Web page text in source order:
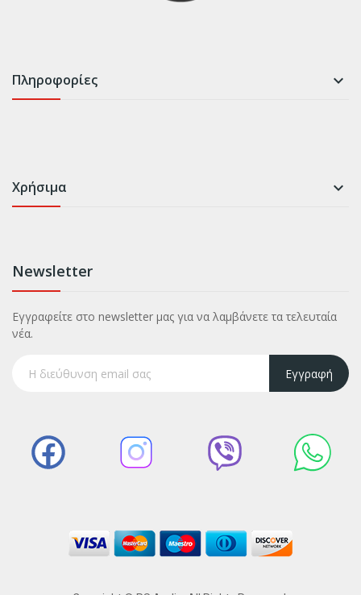
Πληροφορίες 
Χρήσιμα 
Newsletter
Εγγραφείτε στο newsletter μας για να λαμβάνετε τα τελευταία
νέα.
Εγγραφή